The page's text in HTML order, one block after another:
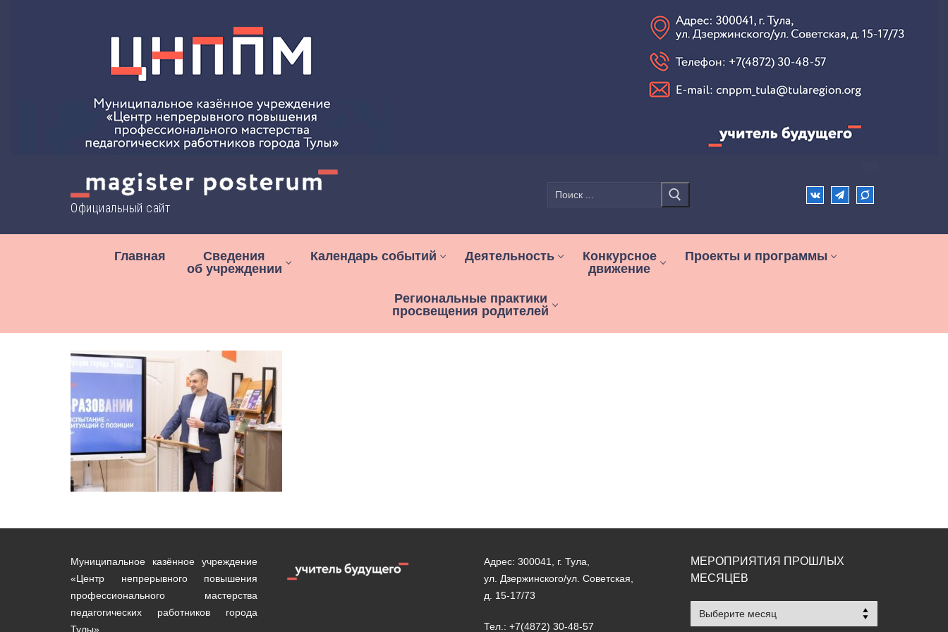
Официальный сайт
Найти:
Главная
Сведения
об учреждении
Календарь событий Деятельность
Конкурсное
движение
Проекты и программы
Региональные практики
просвещения родителей
Муниципальное казённое учреждение
«Центр непрерывного повышения
профессионального мастерства
педагогических работников города
Тулы»
Адрес: 300041, г. Тула,
ул. Дзержинского/ул. Советская,
д. 15-17/73
Тел.: +7(4872) 30-48-57
МЕРОПРИЯТИЯ ПРОШЛЫХ
МЕСЯЦЕВ
Мероприятия
прошлых